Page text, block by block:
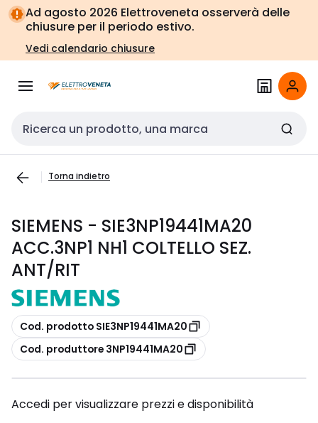
Vai alla
navigazione
Vai
alla
pagina
Ad agosto 2026 Elettroveneta osserverà delle
chiusure per il periodo estivo.
Vedi calendario chiusure
Cerca input
Torna indietro
SIEMENS - SIE3NP19441MA20
ACC.3NP1 NH1 COLTELLO SEZ.
ANT/RIT
copia
Cod. prodotto SIE3NP19441MA20
copia
Cod. produttore 3NP19441MA20
Accedi per visualizzare prezzi e disponibilità